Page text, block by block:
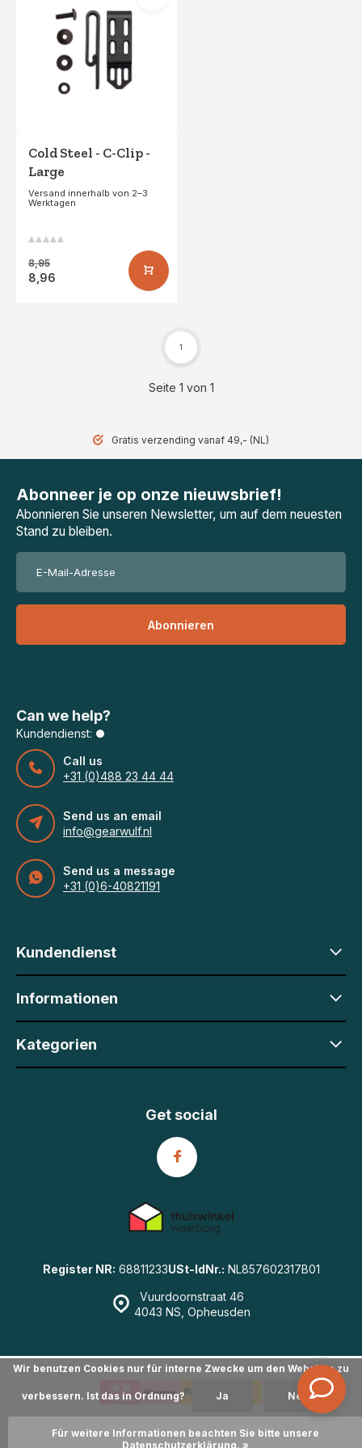
Cold Steel - C-Clip -
Large
Versand innerhalb von 2–3
Werktagen
8,95
8,96
Seite 1 von 1
1
Gratis verzending vanaf 49,- (NL)
Abonneer je op onze nieuwsbrief!
Abonnieren Sie unseren Newsletter, um auf dem neuesten
Stand zu bleiben.
Abonnieren
Can we help?
Kundendienst:
Call us
+31 (0)488 23 44 44
Send us an email
info@gearwulf.nl
Send us a message
+31 (0)6-40821191
Kundendienst
Informationen
Kategorien
Vuurdoornstraat 46
4043 NS, Opheusden
Register NR: 68811233USt-IdNr.: NL857602317B01
Get social
Wir benutzen Cookies nur für interne Zwecke um den Webshop zu
verbessern. Ist das in Ordnung? Ja Nein
Für weitere Informationen beachten Sie bitte unsere
Datenschutzerklärung. »